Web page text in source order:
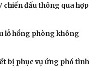
sổ tình yêu
chiến đấu thông qua hợp
lỗ hổng phòng không
bị phục vụ ứng phó tình